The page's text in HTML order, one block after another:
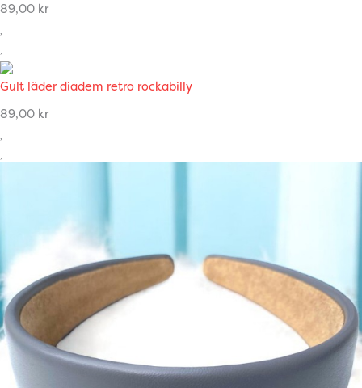
89,00 kr
Gult läder diadem retro rockabilly
89,00 kr